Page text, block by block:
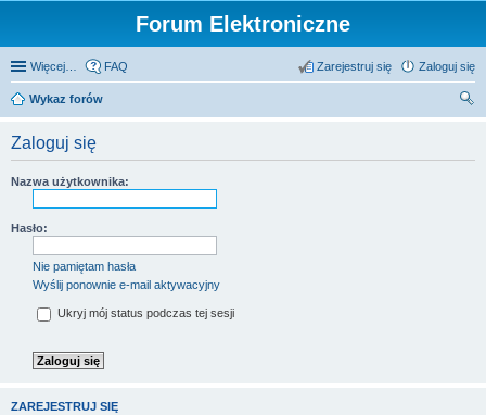
Forum Elektroniczne
Więcej… FAQ Zaloguj się
Zarejestruj się
Wykaz forów
Zaloguj się
Nazwa użytkownika:
Hasło:
Nie pamiętam hasła
Wyślij ponownie e-mail aktywacyjny
Ukryj mój status podczas tej sesji
ZAREJESTRUJ SIĘ